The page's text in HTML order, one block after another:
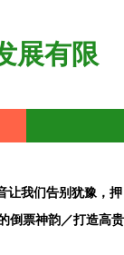
展有限
让我们告别犹豫，押
倒票神韵／打造高贵